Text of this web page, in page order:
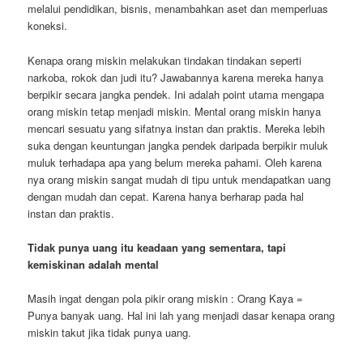
melalui pendidikan, bisnis, menambahkan aset dan memperluas
koneksi.
Kenapa orang miskin melakukan tindakan tindakan seperti
narkoba, rokok dan judi itu? Jawabannya karena mereka hanya
berpikir secara jangka pendek. Ini adalah point utama mengapa
orang miskin tetap menjadi miskin. Mental orang miskin hanya
mencari sesuatu yang sifatnya instan dan praktis. Mereka lebih
suka dengan keuntungan jangka pendek daripada berpikir muluk
muluk terhadapa apa yang belum mereka pahami. Oleh karena
nya orang miskin sangat mudah di tipu untuk mendapatkan uang
dengan mudah dan cepat. Karena hanya berharap pada hal
instan dan praktis.
Tidak punya uang itu keadaan yang sementara, tapi
kemiskinan adalah mental
Masih ingat dengan pola pikir orang miskin : Orang Kaya =
Punya banyak uang. Hal ini lah yang menjadi dasar kenapa orang
miskin takut jika tidak punya uang.